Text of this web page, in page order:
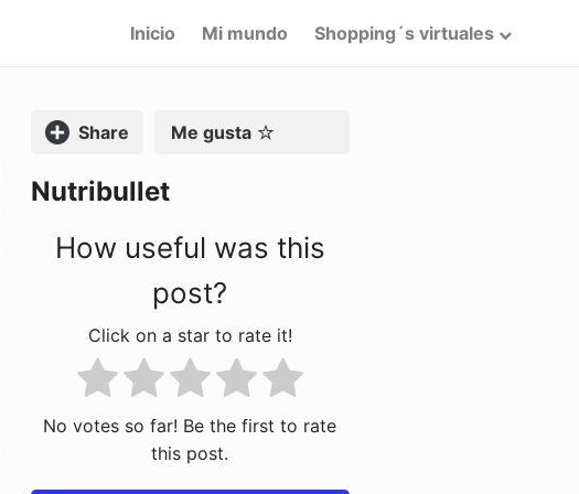
Inicio Mi mundo Shopping´s virtuales
Compartir Me gusta
Nutribullet
How useful was this
post?
Click on a star to rate it!
No votes so far! Be the first to rate
this post.